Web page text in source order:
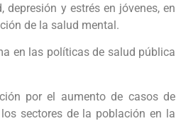
y estrés en jóvenes, en
de la salud mental.
en las políticas de salud pública
por el aumento de casos de
sectores de la población en la